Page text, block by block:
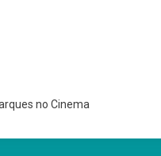
no Cinema